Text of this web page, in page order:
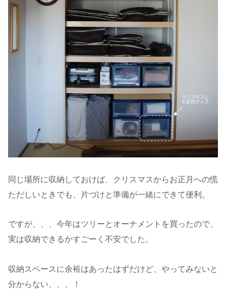
同じ場所に収納しておけば、クリスマスからお正月への慌
ただしいときでも、片づけと準備が一緒にできて便利。
ですが、、、今年はツリーとオーナメントを買ったので、
実は収納できるかすごーく不安でした。
収納スペースに余裕はあったはずだけど、やってみないと
分からない、、、！